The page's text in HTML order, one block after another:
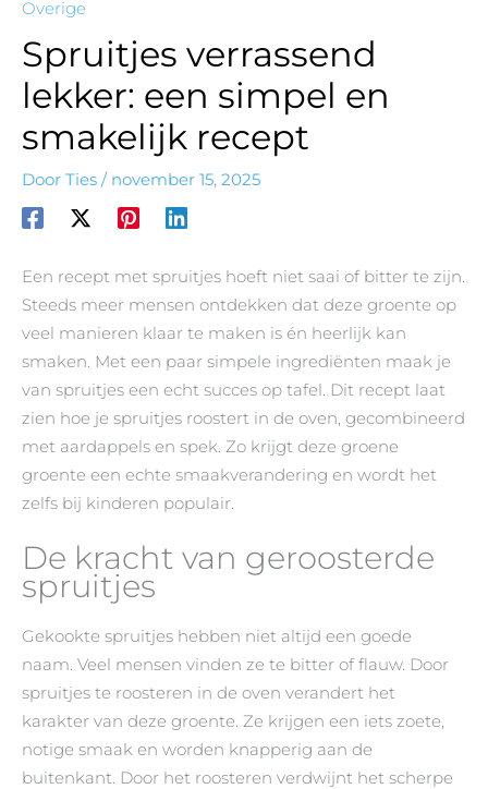
Overige
Spruitjes verrassend
lekker: een simpel en
smakelijk recept
Door Ties / november 15, 2025
Een recept met spruitjes hoeft niet saai of bitter te zijn.
Steeds meer mensen ontdekken dat deze groente op
veel manieren klaar te maken is én heerlijk kan
smaken. Met een paar simpele ingrediënten maak je
van spruitjes een echt succes op tafel. Dit recept laat
zien hoe je spruitjes roostert in de oven, gecombineerd
met aardappels en spek. Zo krijgt deze groene
groente een echte smaakverandering en wordt het
zelfs bij kinderen populair.
De kracht van geroosterde
spruitjes
Gekookte spruitjes hebben niet altijd een goede
naam. Veel mensen vinden ze te bitter of flauw. Door
spruitjes te roosteren in de oven verandert het
karakter van deze groente. Ze krijgen een iets zoete,
notige smaak en worden knapperig aan de
buitenkant. Door het roosteren verdwijnt het scherpe